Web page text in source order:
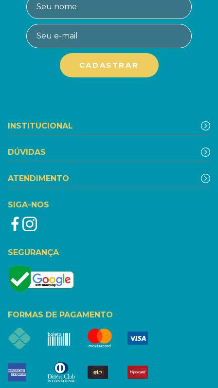
INSTITUCIONAL
DÚVIDAS
ATENDIMENTO
SIGA-NOS
SEGURANÇA
FORMAS DE PAGAMENTO